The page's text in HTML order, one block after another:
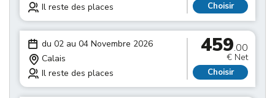
Il reste des places
Choisir
du 02 au 04 Novembre 2026
Calais
Il reste des places
459.00
€ Net
Choisir